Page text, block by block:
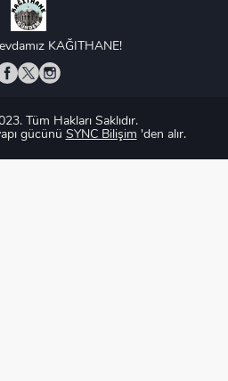
KAĞITHANE!
Tüm Hakları Saklıdır.
gücünü SYNC Bilişim 'den alır.